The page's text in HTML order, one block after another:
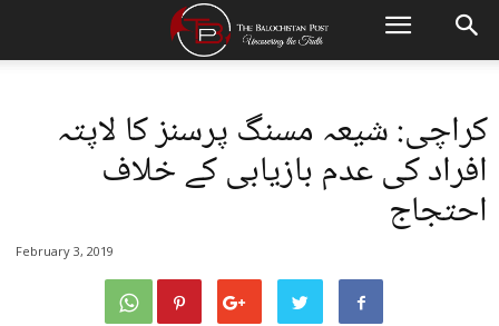
کراچی: شیعہ مسنگ پرسنز کا لاپتہ
افراد کی عدم بازیابی کے خلاف
احتجاج
February 3, 2019